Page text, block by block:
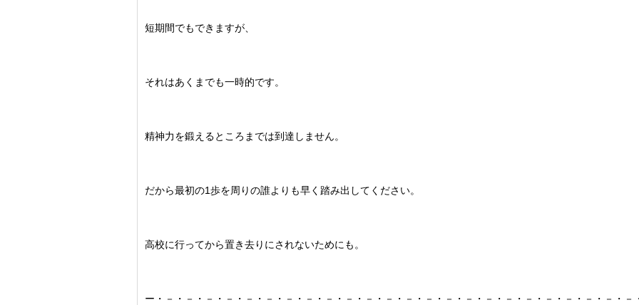
短期間でもできますが、
それはあくまでも一時的です。
精神力を鍛えるところまでは到達しません。
だから最初の1歩を周りの誰よりも早く踏み出してください。
高校に行ってから置き去りにされないためにも。
ー・－・－・－・－・－・－・－・－・－・－・－・－・－・－・－・－・－・－・－・－・－・－・－・－